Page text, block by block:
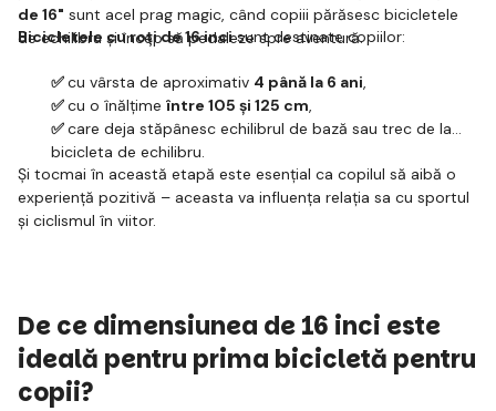
de 16" sunt acel prag magic, când copiii părăsesc bicicletele
de echilibru și încep să pedaleze spre aventură.
Bicicletele cu roți de 16 incisunt destinate copiilor:
✅cu vârsta de aproximativ 4 până la 6 ani,
✅cu o înălțime între 105 și 125 cm,
✅care deja stăpânesc echilibrul de bază sau trec de la
bicicleta de echilibru.
Și tocmai în această etapă este esențial ca copilul să aibă o
experiență pozitivă – aceasta va influența relația sa cu sportul
și ciclismul în viitor.
De ce dimensiunea de 16 inci este
ideală pentru prima bicicletă pentru
copii?